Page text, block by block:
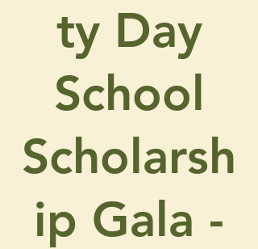
ty Day
School
Scholarsh
ip Gala -